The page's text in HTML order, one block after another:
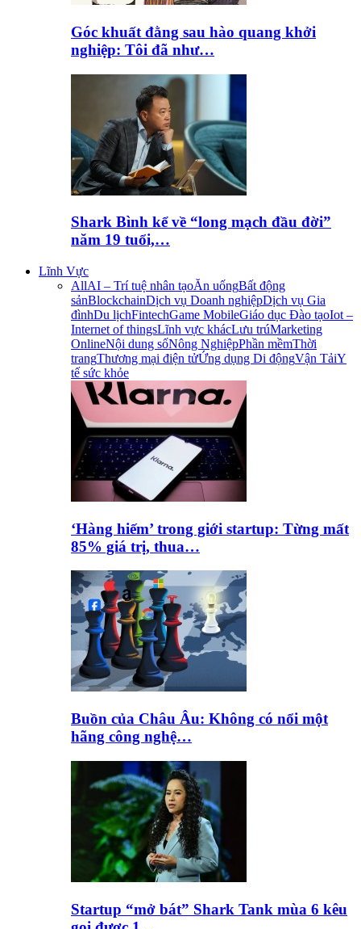
Góc khuất đằng sau hào quang khởi
nghiệp: Tôi đã như…
Shark Bình kể về “long mạch đầu đời”
năm 19 tuổi,…
Lĩnh Vực
AllAI – Trí tuệ nhân tạoĂn uốngBất động
sảnBlockchainDịch vụ Doanh nghiệpDịch vụ Gia
đìnhDu lịchFintechGame MobileGiáo dục Đào tạoIot –
Internet of thingsLĩnh vực khácLưu trúMarketing
OnlineNội dung sốNông NghiệpPhần mềmThời
trangThương mại điện tửỨng dụng Di độngVận TảiY
tế sức khỏe
‘Hàng hiếm’ trong giới startup: Từng mất
85% giá trị, thua…
Buồn của Châu Âu: Không có nổi một
hãng công nghệ…
Startup “mở bát” Shark Tank mùa 6 kêu